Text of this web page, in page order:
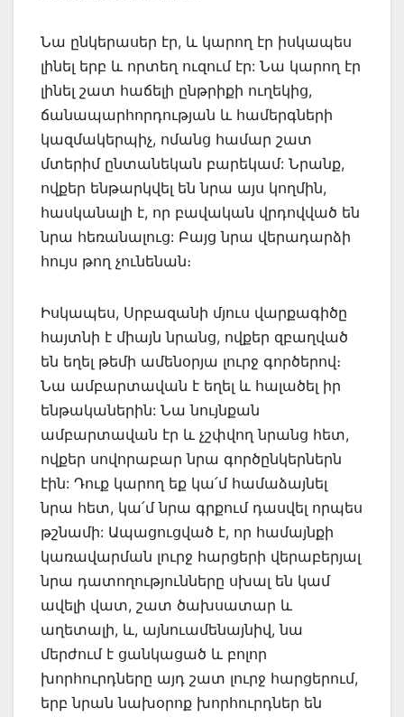
Նա ընկերասեր էր, և կարող էր իսկապես
լինել երբ և որտեղ ուզում էր: Նա կարող էր
լինել շատ հաճելի ընթրիքի ուղեկից,
ճանապարհորդության և համերգների
կազմակերպիչ, ոմանց համար շատ
մտերիմ ընտանեկան բարեկամ: Նրանք,
ովքեր ենթարկվել են նրա այս կողմին,
հասկանալի է, որ բավական վրդովված են
նրա հեռանալուց: Բայց նրա վերադարձի
հույս թող չունենան։
Իսկապես, Սրբազանի մյուս վարքագիծը
հայտնի է միայն նրանց, ովքեր զբաղված
են եղել թեմի ամենօրյա լուրջ գործերով։
Նա ամբարտավան է եղել և հալածել իր
ենթականերին: Նա նույնքան
ամբարտավան էր և չշփվող նրանց հետ,
ովքեր սովորաբար նրա գործընկերներն
էին: Դուք կարող եք կա՛մ համաձայնել
նրա հետ, կա՛մ նրա գրքում դասվել որպես
թշնամի: Ապացուցված է, որ համայնքի
կառավարման լուրջ հարցերի վերաբերյալ
նրա դատողությունները սխալ են կամ
ավելի վատ, շատ ծախսատար և
աղետալի, և, այնուամենայնիվ, նա
մերժում է ցանկացած և բոլոր
խորհուրդները այդ շատ լուրջ հարցերում,
երբ նրան նախօրոք խորհուրդներ են